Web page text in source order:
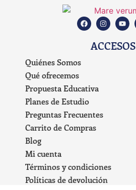
ACCESOS
Quiénes Somos
Qué ofrecemos
Propuesta Educativa
Planes de Estudio
Preguntas Frecuentes
Carrito de Compras
Blog
Mi cuenta
Términos y condiciones
Políticas de devolución